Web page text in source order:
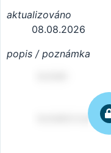
aktualizováno
08.08.2026
popis / poznámka